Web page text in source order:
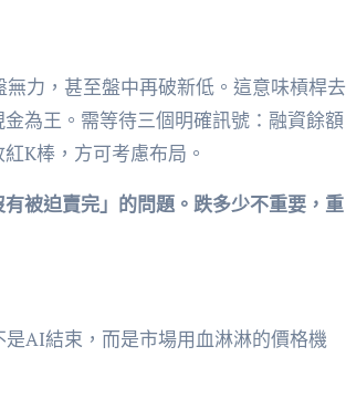
力，甚至盤中再破新低。這意味槓桿去
為王。需等待三個明確訊號：融資餘額
K棒，方可考慮布局。
被迫賣完」的問題。跌多少不重要，重
AI結束，而是市場用血淋淋的價格機